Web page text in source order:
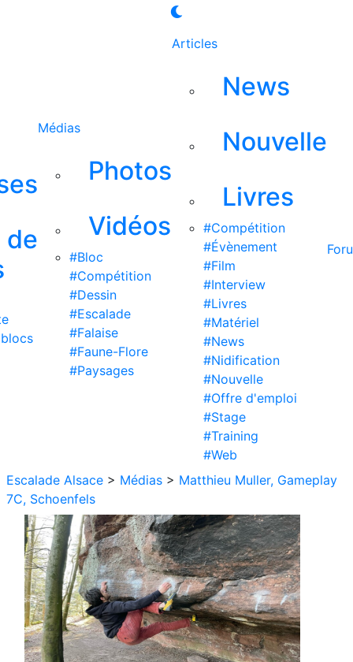
de
Médias
Photos
Vidéos
#Bloc
#Compétition
#Dessin
#Escalade
#Falaise
#Faune-Flore
#Paysages
Articles
News
Nouvelle
Livres
#Compétition
#Évènement
#Film
#Interview
#Livres
#Matériel
#News
#Nidification
#Nouvelle
#Offre d'emploi
#Stage
#Training
#Web
Escalade Alsace > Médias > Matthieu Muller, Gameplay
7C, Schoenfels